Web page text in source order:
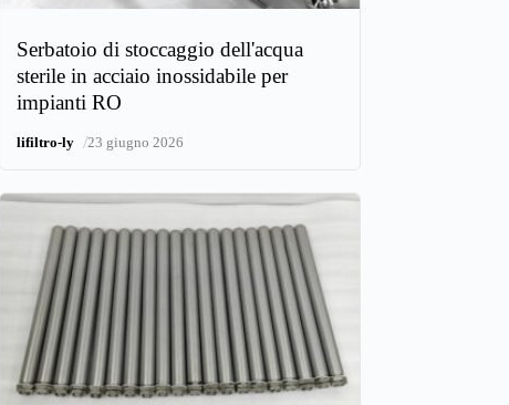
Serbatoio di stoccaggio dell'acqua
sterile in acciaio inossidabile per
impianti RO
lifiltro-ly /23 giugno 2026